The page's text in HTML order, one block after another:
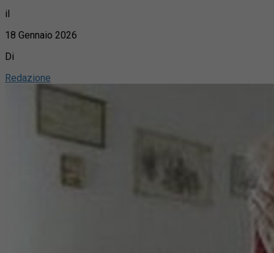
il
18 Gennaio 2026
Di
Redazione